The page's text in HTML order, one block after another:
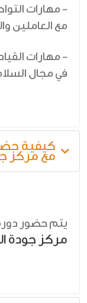
- مهارات
مع العاملين
- مهارات
في مجال
كيفية
مع مركز
يتم حضور
مركز جودة